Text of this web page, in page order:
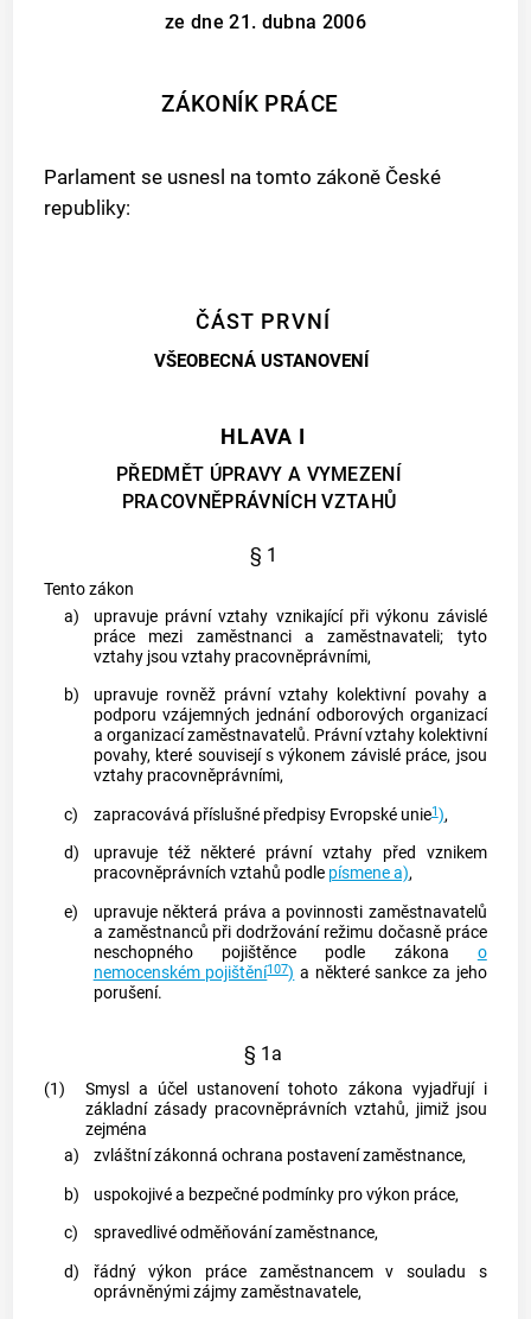
ze dne 21. dubna 2006
ZÁKONÍK PRÁCE
Parlament se usnesl na tomto zákoně České
republiky:
ČÁST PRVNÍ
VŠEOBECNÁ USTANOVENÍ
HLAVA I
PŘEDMĚT ÚPRAVY A VYMEZENÍ
PRACOVNĚPRÁVNÍCH VZTAHŮ
§ 1
Tento zákon
a)
upravuje právní vztahy vznikající při výkonu závislé
práce mezi zaměstnanci a zaměstnavateli; tyto
vztahy jsou vztahy pracovněprávními,
b)
upravuje rovněž právní vztahy kolektivní povahy a
podporu vzájemných jednání odborových organizací
a organizacízaměstnavatelů. Právní vztahy kolektivní
povahy, které souvisejí s výkonem závislé práce, jsou
vztahy pracovněprávními,
c)
zapracovává příslušné předpisy Evropské unie1),
d)
upravuje též některé právní vztahy před vznikem
pracovněprávních vztahů podle písmene a),
e)
upravuje některá práva a povinnosti zaměstnavatelů
a zaměstnanců při dodržování režimu dočasně práce
neschopného pojištěnce podle zákona o
nemocenském pojištění107) a některé sankce za jeho
porušení.
§ 1a
(1)
Smysl a účel ustanovení tohoto zákona vyjadřují i
základní zásady pracovněprávních vztahů, jimiž jsou
zejména
a)
zvláštní zákonná ochrana postavenízaměstnance,
b)
uspokojivé a bezpečné podmínky pro výkon práce,
c)
spravedlivé odměňovánízaměstnance,
d)
řádný výkon práce zaměstnancemv souladu s
oprávněnými zájmyzaměstnavatele,